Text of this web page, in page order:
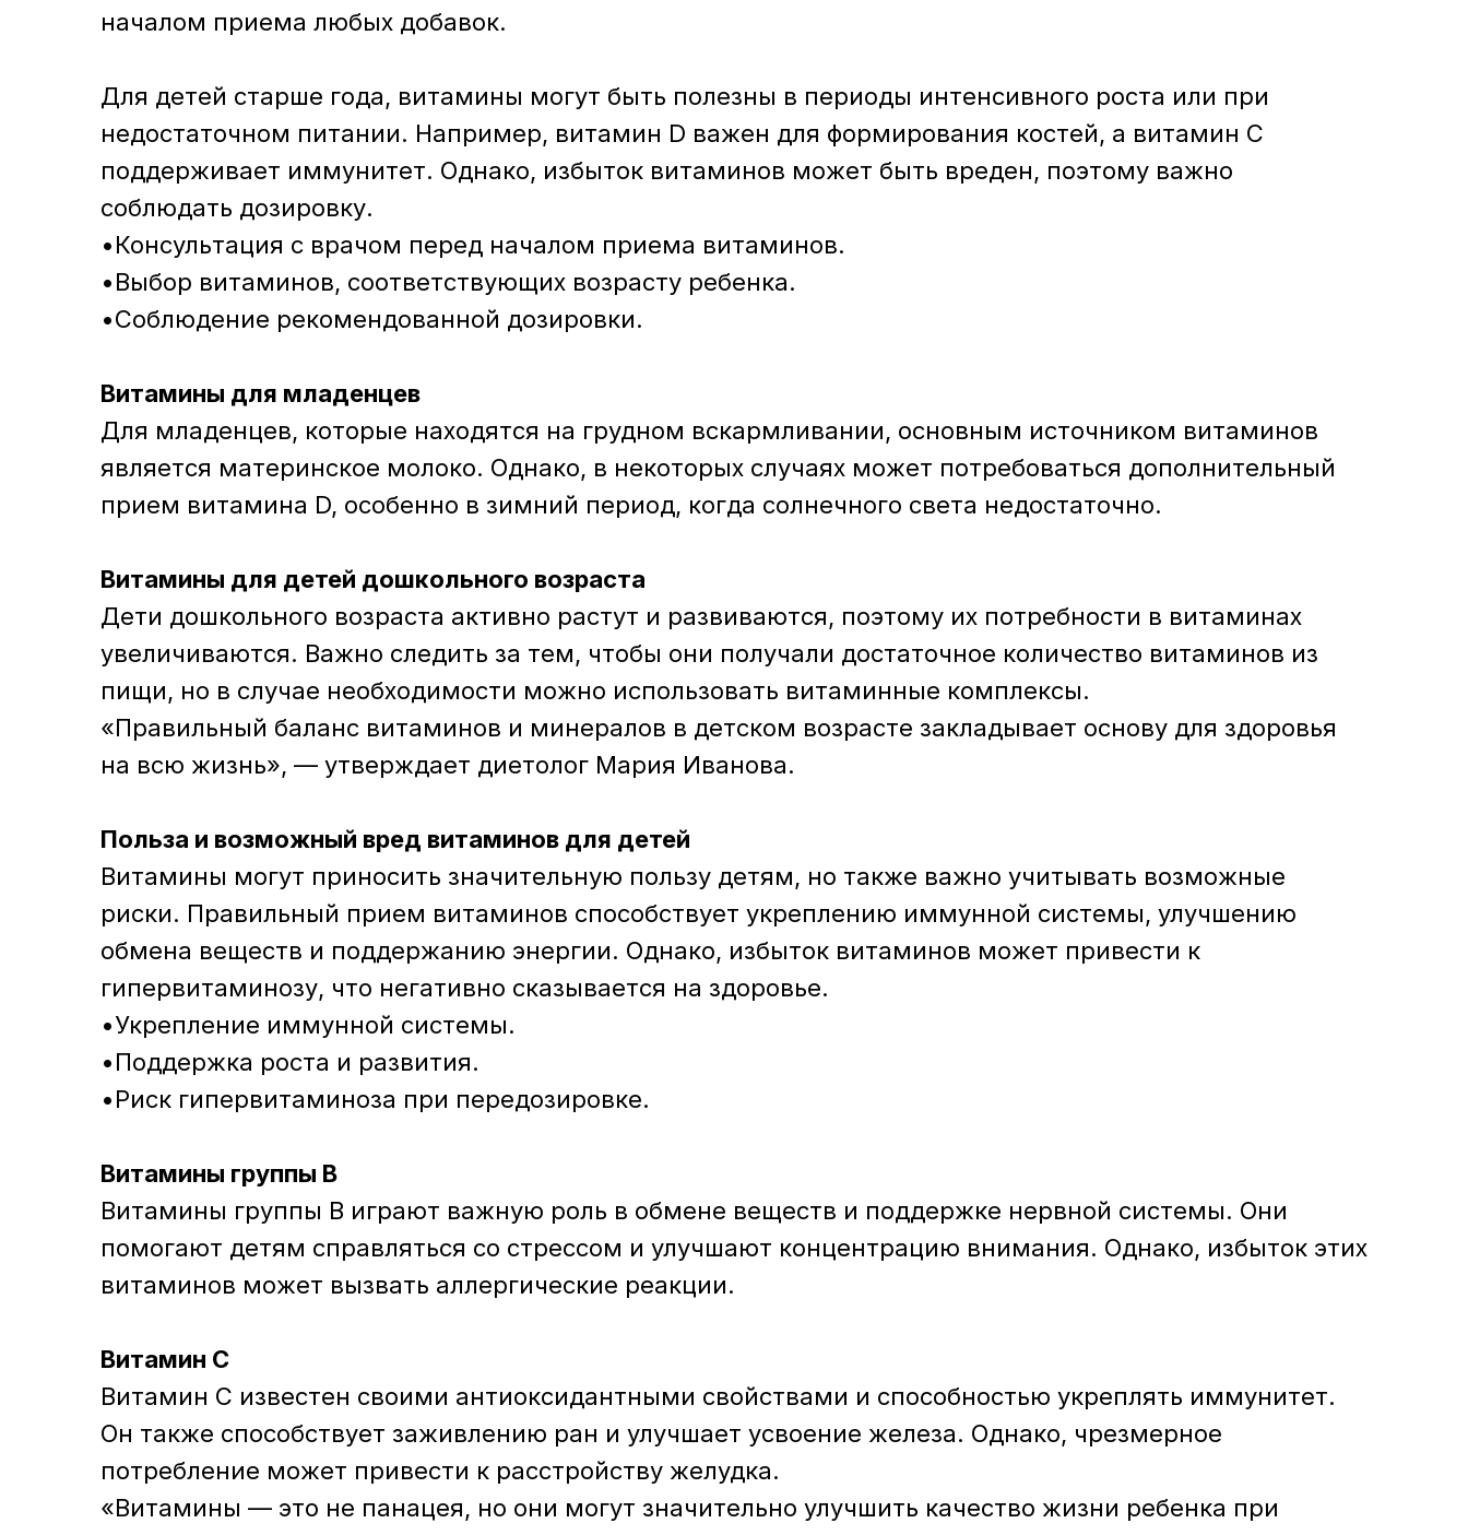
началом приема любых добавок.
Для детей старше года, витамины могут быть полезны в периоды интенсивного роста или при
недостаточном питании. Например, витамин D важен для формирования костей, а витамин C
поддерживает иммунитет. Однако, избыток витаминов может быть вреден, поэтому важно
соблюдать дозировку.
•Консультация с врачом перед началом приема витаминов.
•Выбор витаминов, соответствующих возрасту ребенка.
•Соблюдение рекомендованной дозировки.
Витамины для младенцев
Для младенцев, которые находятся на грудном вскармливании, основным источником витаминов
является материнское молоко. Однако, в некоторых случаях может потребоваться дополнительный
прием витамина D, особенно в зимний период, когда солнечного света недостаточно.
Витамины для детей дошкольного возраста
Дети дошкольного возраста активно растут и развиваются, поэтому их потребности в витаминах
увеличиваются. Важно следить за тем, чтобы они получали достаточное количество витаминов из
пищи, но в случае необходимости можно использовать витаминные комплексы.
«Правильный баланс витаминов и минералов в детском возрасте закладывает основу для здоровья
на всю жизнь», — утверждает диетолог Мария Иванова.
Польза и возможный вред витаминов для детей
Витамины могут приносить значительную пользу детям, но также важно учитывать возможные
риски. Правильный прием витаминов способствует укреплению иммунной системы, улучшению
обмена веществ и поддержанию энергии. Однако, избыток витаминов может привести к
гипервитаминозу, что негативно сказывается на здоровье.
•Укрепление иммунной системы.
•Поддержка роста и развития.
•Риск гипервитаминоза при передозировке.
Витамины группы B
Витамины группы B играют важную роль в обмене веществ и поддержке нервной системы. Они
помогают детям справляться со стрессом и улучшают концентрацию внимания. Однако, избыток этих
витаминов может вызвать аллергические реакции.
Витамин C
Витамин C известен своими антиоксидантными свойствами и способностью укреплять иммунитет.
Он также способствует заживлению ран и улучшает усвоение железа. Однако, чрезмерное
потребление может привести к расстройству желудка.
«Витамины — это не панацея, но они могут значительно улучшить качество жизни ребенка при